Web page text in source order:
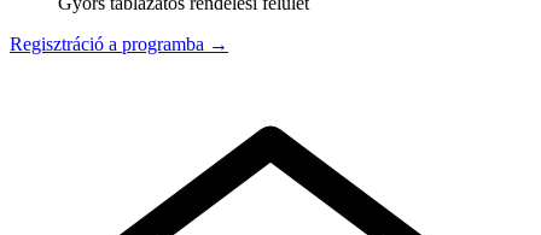
Regisztráció a programba →